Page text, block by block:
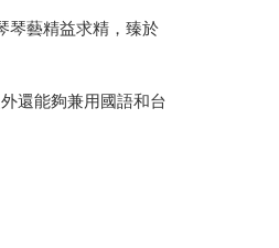
琴藝精益求精，臻於
還能夠兼用國語和台